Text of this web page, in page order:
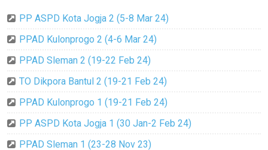
PP ASPD Kota Jogja 2 (5-8 Mar 24)
PPAD Kulonprogo 2 (4-6 Mar 24)
PPAD Sleman 2 (19-22 Feb 24)
TO Dikpora Bantul 2 (19-21 Feb 24)
PPAD Kulonprogo 1 (19-21 Feb 24)
PP ASPD Kota Jogja 1 (30 Jan-2 Feb 24)
PPAD Sleman 1 (23-28 Nov 23)